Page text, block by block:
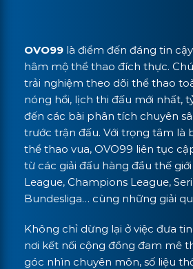
OVO99 là điểm đến đáng tin
hâm mộ thể thao đích thực.
trải nghiệm theo dõi thể thao
nóng hổi, lịch thi đấu mới nhất,
đến các bài phân tích chuyên
trước trận đấu. Với trọng tâm là
thể thao vua, OVO99 liên tục
từ các giải đấu hàng đầu thế
League, Champions League,
Bundesliga… cùng những giải
Không chỉ dừng lại ở việc đưa
nơi kết nối cộng đồng đam mê
góc nhìn chuyên môn, số liệu